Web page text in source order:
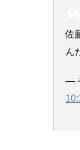
佐
ん
—